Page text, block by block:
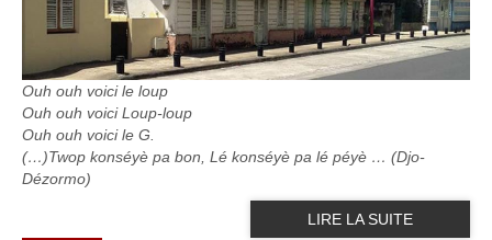
Ouh ouh voici le loup
Ouh ouh voici Loup-loup
Ouh ouh voici le G.
(…)Twop konséyè pa bon, Lé konséyè pa lé péyè … (Djo-
Dézormo)
LIRE LA SUITE